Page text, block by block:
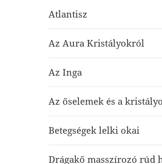
Atlantisz
Az Aura Kristályokról
Az Inga
Az őselemek és a
Betegségek lelki okai
Drágakő masszírozó rúd